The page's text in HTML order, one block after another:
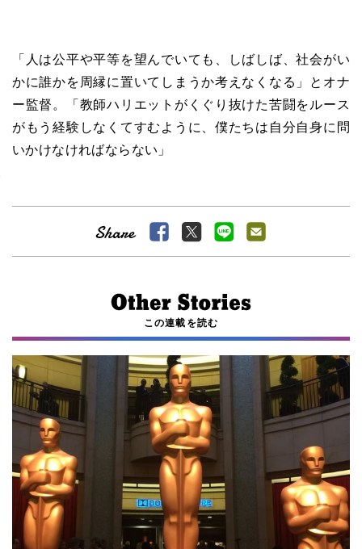
「人は公平や平等を望んでいても、しばしば、社会がい
かに誰かを周縁に置いてしまうか考えなくなる」とオナ
ー監督。「教師ハリエットがくぐり抜けた苦闘をルース
がもう経験しなくてすむように、僕たちは自分自身に問
いかけなければならない」
この連載を読む